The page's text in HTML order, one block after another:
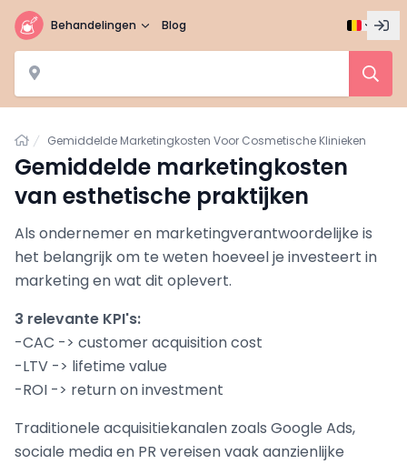
Behandelingen Blog
HomeGemiddelde Marketingkosten Voor Cosmetische Klinieken
Gemiddelde marketingkosten
van esthetische praktijken
Als ondernemer en marketingverantwoordelijke is
het belangrijk om te weten hoeveel je investeert in
marketing en wat dit oplevert.
3 relevante KPI's:
-CAC -> customer acquisition cost
-LTV -> lifetime value
-ROI -> return on investment
Traditionele acquisitiekanalen zoals Google Ads,
sociale media en PR vereisen vaak aanzienlijke